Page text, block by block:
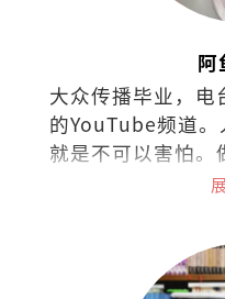
阿
大众传播毕业，电
的YouTube频道。
就是不可以害怕。